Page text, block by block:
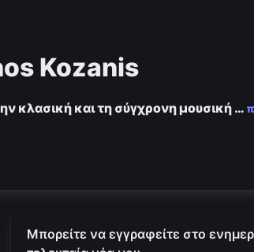
Kozanis
κλασική και τη σύγχρονη μουσική…
Μπορείτε να εγγραφείτε στο